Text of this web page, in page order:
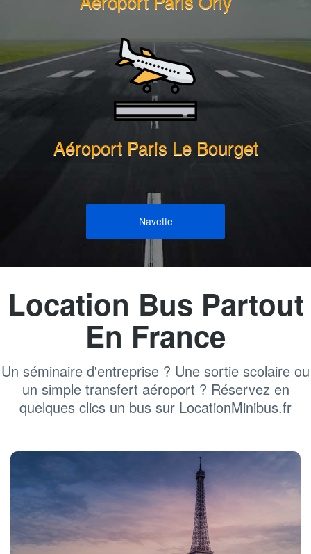
Aéroport Paris Le Bourget
Navette
Location Bus Partout
En France
Un séminaire d'entreprise ? Une sortie scolaire ou
un simple transfert aéroport ? Réservez en
quelques clics un bus sur LocationMinibus.fr